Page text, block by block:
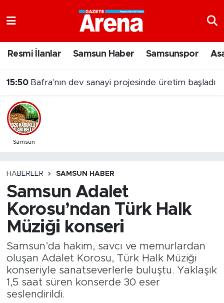
Resmi İlanlar Samsun Haber Samsunspor
15:50 Bafra'nın dev sanayi projesinde üretim başladı
Samsun
HABERLER SAMSUN HABER
Samsun Adalet
Korosu’ndan Türk Halk
Müziği konseri
Samsun’da hakim, savcı ve memurlardan
oluşan Adalet Korosu, Türk Halk Müziği
konseriyle sanatseverlerle buluştu. Yaklaşık
1,5 saat süren konserde 30 eser
seslendirildi.
Samsun Namaz Vakitleri
Trafik Durumu
Süper Lig Puan Durumu ve Fikstür
Son Dakika Haberleri
Haber Arşivi